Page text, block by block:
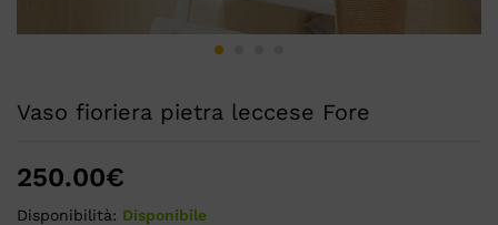
Vaso fioriera pietra leccese Fore
250.00€
Disponibilità: Disponibile